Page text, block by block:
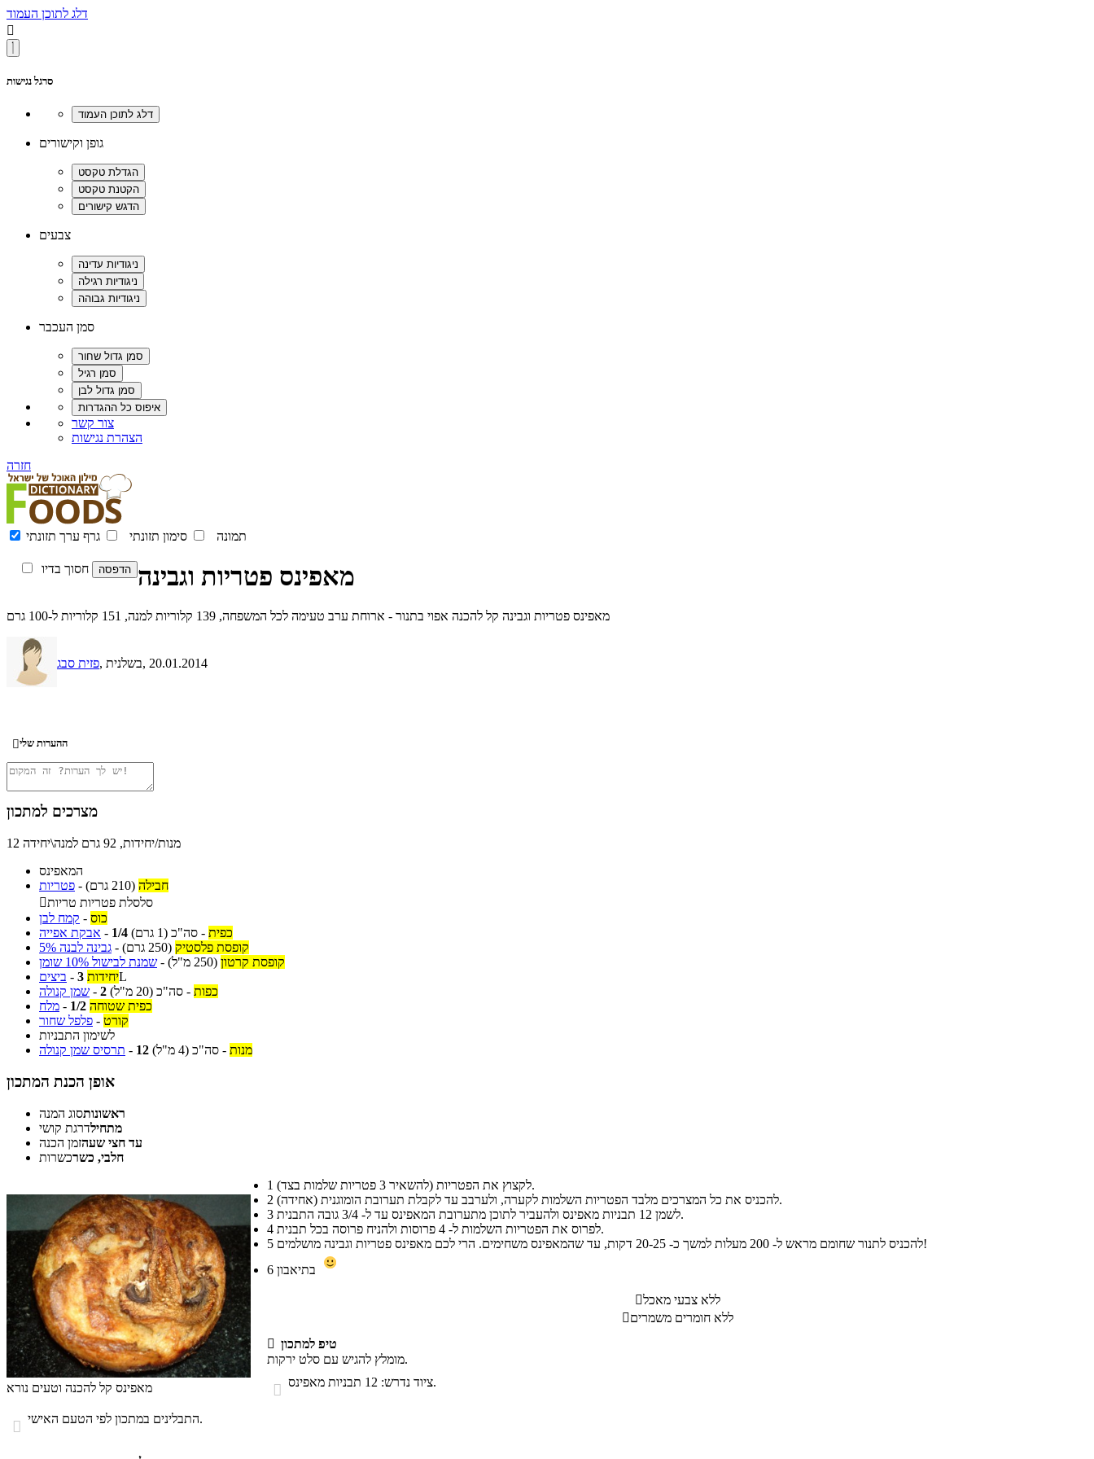
דלג לתוכן העמוד

סרגל נגישות
גופן וקישורים
צבעים
סמן העכבר
צור קשר
הצהרת נגישות
חזרה
תמונה סימון תזונתי גרף ערך תזונתי
חסוך בדיו מאפינס פטריות וגבינה
מאפינס פטריות וגבינה קל להכנה אפוי בתנור - ארוחת ערב טעימה לכל המשפחה, 139 קלוריות למנה, 151 קלוריות ל-100 גרם
פזית סבג , בשלנית, 20.01.2014
ההערות שלי
מצרכים למתכון
12 מנות/יחידות, 92 גרם למנה\יחידה
המאפינס
פטריות - חבילה (210 גרם)
סלסלת פטריות טריות
קמח לבן - כוס
אבקת אפייה - 1/4 כפית - סה"כ (1 גרם)
גבינה לבנה 5% - קופסת פלסטיק (250 גרם)
שמנת לבישול 10% שומן - קופסת קרטון (250 מ"ל)
ביצים - 3 יחידותL
שמן קנולה - 2 כפות - סה"כ (20 מ"ל)
מלח - 1/2 כפית שטוחה
פלפל שחור - קורט
לשימון התבניות
תרסיס שמן קנולה - 12 מנות - סה"כ (4 מ"ל)
אופן הכנת המתכון
ראשונותסוג המנה
מתחילדרגת קושי
עד חצי שעהזמן הכנה
חלבי, כשרכשרות
מאפינס קל להכנה וטעים נורא
1
לקצוץ את הפטריות (להשאיר 3 פטריות שלמות בצד).
2
להכניס את כל המצרכים מלבד הפטריות השלמות לקערה, ולערבב עד לקבלת תערובת הומוגנית (אחידה).
3
לשמן 12 תבניות מאפינס ולהעביר לתוכן מתערובת המאפינס עד ל- 3/4 גובה התבנית.
4
לפרוס את הפטריות השלמות ל- 4 פרוסות ולהניח פרוסה בכל תבנית.
5
להכניס לתנור שחומם מראש ל- 200 מעלות למשך כ- 20-25 דקות, עד שהמאפינס משחימים. הרי לכם מאפינס פטריות וגבינה מושלמים!
6
ללא צבעי מאכל
ללא חומרים משמרים
 טיפ למתכון
מומלץ להגיש עם סלט ירקות.
 ציוד נדרש: 12 תבניות מאפינס.
 התבלינים במתכון לפי הטעם האישי.